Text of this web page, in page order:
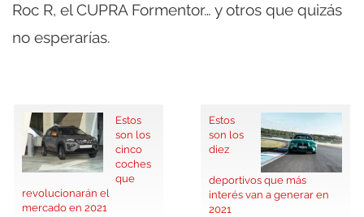
Roc R, el CUPRA Formentor… y otros que quizás
no esperarías.
Estos
son los
cinco
coches
que
revolucionarán el
mercado en 2021
Estos
son los
diez
deportivos que más
interés van a generar en
2021